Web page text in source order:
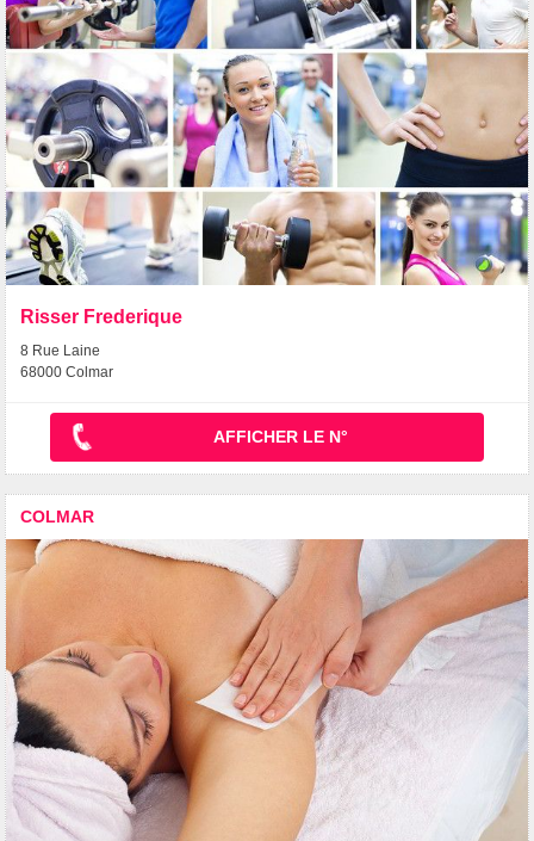
Risser Frederique
8 Rue Laine
68000 Colmar
AFFICHER LE N°
COLMAR